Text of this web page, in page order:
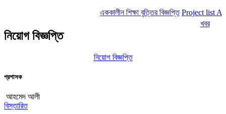
এককালীন শিক্ষা বৃত্তির বিজ্ঞপ্তি Project list
খবর
নিয়োগ বিজ্ঞপ্তি
নিয়োগ বিজ্ঞপ্তি
প্রশাসক
আহমেদ আলী
বিস্তারিত